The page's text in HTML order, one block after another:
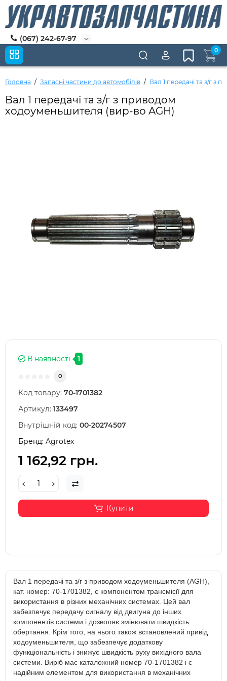
(067) 242-67-97
0
Головна Запасні частини до автомобілів Вал 1 передачі та з/г з
Вал 1 передачі та з/г з приводом
ходоуменьшителя (вир-во AGH)
В наявності 1
0
Код товару: 70-1701382
Артикул: 133497
Внутрішній код: 00-20274507
Бренд: Agrotex
1 162,92 грн.
Купити
Вал 1 передачі та з/г з приводом ходоуменьшителя (AGH),
кат. номер: 70-1701382, є компонентом трансмісії для
використання в різних механічних системах. Цей вал
забезпечує передачу сигналу від двигуна до інших
компонентів системи і дозволяє змінювати швидкість
обертання. Крім того, на нього також встановлений привід
ходоуменьшителя, що забезпечує додаткову
функціональність і знижує швидкість руху вихідного вала
системи. Виріб має каталожний номер 70-1701382 і є
надійним елементом для використання в механічних